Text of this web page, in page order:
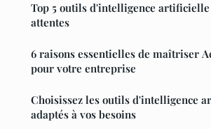
Top 5 outils d'intelligence artificielle
attentes
6 raisons essentielles de maîtriser
pour votre entreprise
Choisissez les outils d'intelligence
adaptés à vos besoins